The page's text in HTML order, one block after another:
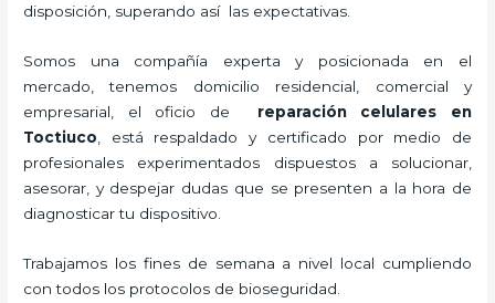
disposición, superando así las expectativas.
Somos una compañía experta y posicionada en el
mercado, tenemos domicilio residencial, comercial y
empresarial, el oficio de reparación celulares en
Toctiuco , está respaldado y certificado por medio de
profesionales experimentados dispuestos a solucionar,
asesorar, y despejar dudas que se presenten a la hora de
diagnosticar tu dispositivo.
Trabajamos los fines de semana a nivel local cumpliendo
con todos los protocolos de bioseguridad.